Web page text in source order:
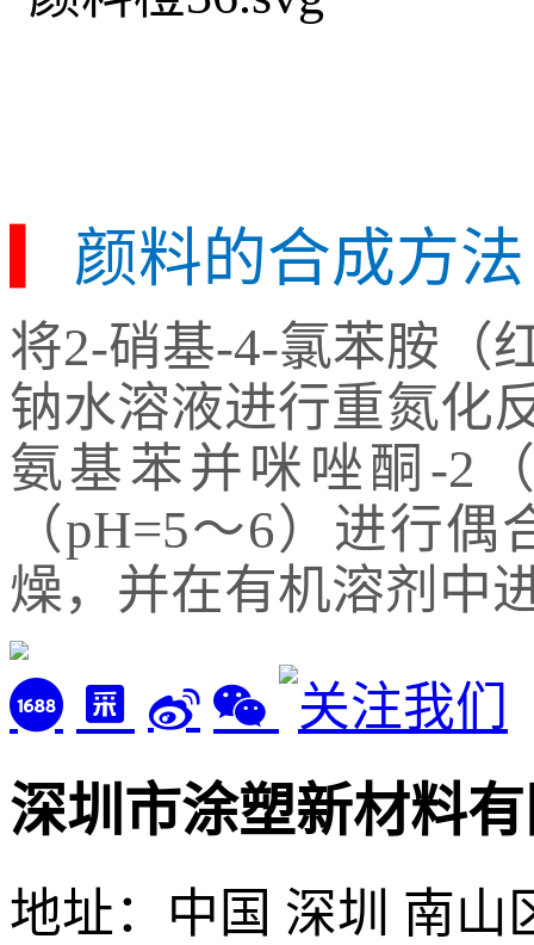
颜料的合成方法
将2-硝基-4-氯苯胺（
钠水溶液进行重氮化
氨基苯并咪唑酮-2
（pH=5～6）进行
燥，并在有机溶剂中
深圳市涂塑新材料
地址：中国 深圳 南山